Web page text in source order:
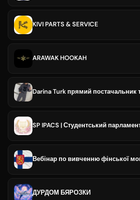
KIVI PARTS & SERVICE
ARAWAK HOOKAH
SP IPACS | Студентський
Вебінар по вивченню фінської
ДУРДОМ БЯРОЗКИ